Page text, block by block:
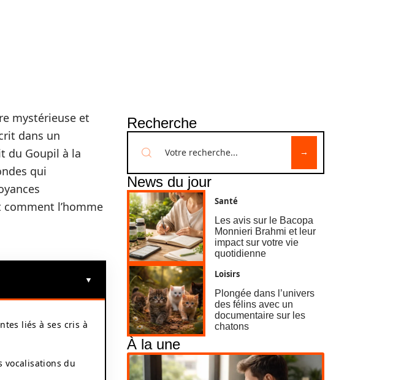
mystérieuse et
dans un
du Goupil à la
qui
l’homme
liés à ses cris à
vocalisations du
Recherche
News du jour
Santé
Les avis sur le Bacopa
Monnieri Brahmi et leur
impact sur votre vie
quotidienne
Loisirs
Plongée dans l’univers
des félins avec un
documentaire sur les
chatons
À la une